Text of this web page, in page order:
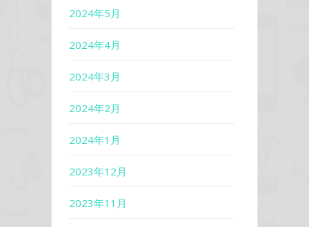
2024年5月
2024年4月
2024年3月
2024年2月
2024年1月
2023年12月
2023年11月